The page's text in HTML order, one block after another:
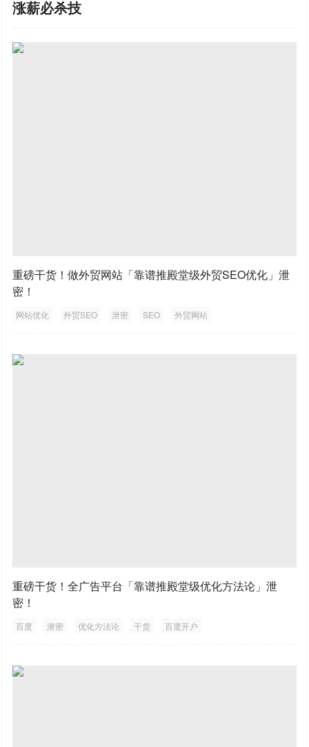
涨薪必杀技
重磅干货！做外贸网站「靠谱推殿堂级外贸SEO优化」泄
密！
网站优化 外贸SEO 泄密 SEO 外贸网站
重磅干货！全广告平台「靠谱推殿堂级优化方法论」泄
密！
百度 泄密 优化方法论 干货 百度开户